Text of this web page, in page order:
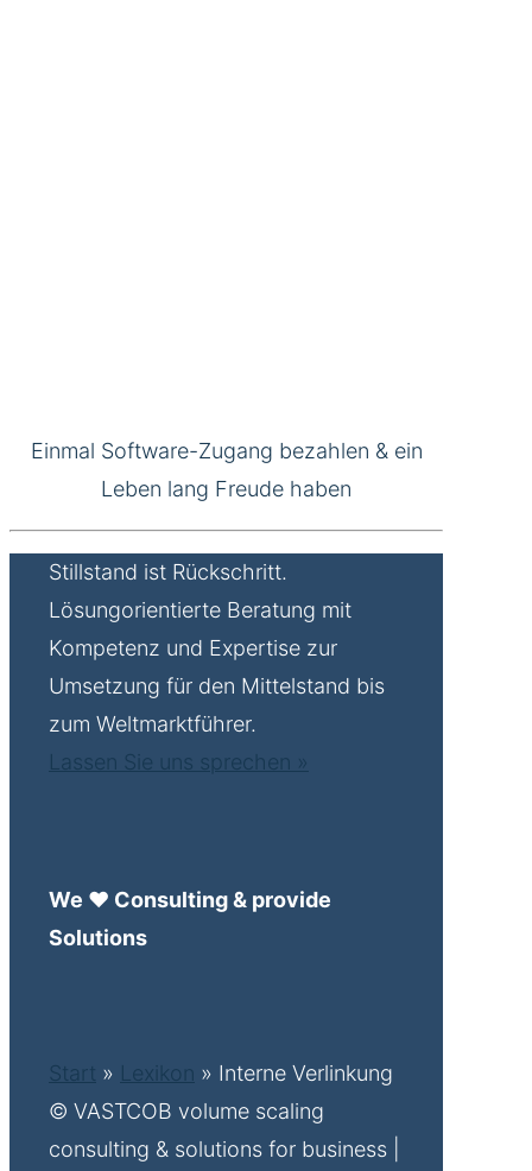
Einmal Software-Zugang bezahlen & ein
Leben lang Freude haben
Stillstand ist Rückschritt.
Lösungorientierte Beratung mit
Kompetenz und Expertise zur
Umsetzung für den Mittelstand bis
zum Weltmarktführer.
Lassen Sie uns sprechen »
We ♥ Consulting & provide
Solutions
Start » Lexikon » Interne Verlinkung
© VASTCOB volume scaling
consulting & solutions for business |